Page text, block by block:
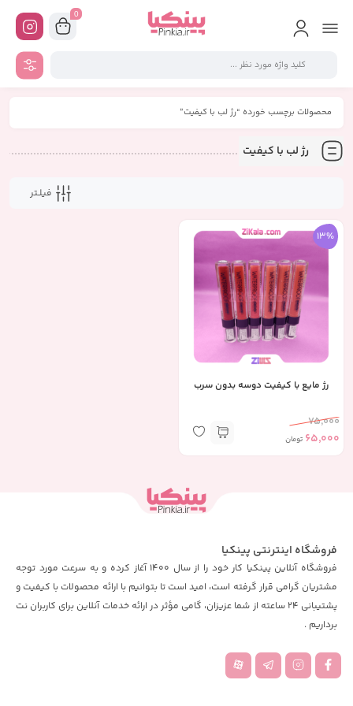
0
محصولات برچسب خورده “رژ لب با کیفیت”
رژ لب با کیفیت
فیلـتر
13%
رژ مایع با کیفیت دوسه بدون سرب
75,000
65,000 تومان
فروشگاه اینترنتی پینکیا
فروشگاه آنلاین پینکیا کار خود را از سال 1400 آغاز کرده و به سرعت مورد توجه
مشتریان گرامی قرار گرفته است، امید است تا بتوانیم با ارائه محصولات با کیفیت و
پشتیبانی 24 ساعته از شما عزیزان، گامی مؤثر در ارائه خدمات آنلاین برای کاربران نت
برداریم .